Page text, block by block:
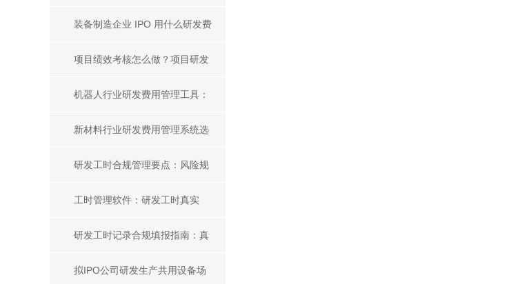
计证据链
样？从厂商、产品、案例、服务
解析优劣
装备制造企业 IPO 用什么研发费
用管理工具？合规选型全解析
项目绩效考核怎么做？项目研发
企业员工客观公平考核方案
机器人行业研发费用管理工具：
行业管控价值及主流系统选型指
南
新材料行业研发费用管理系统选
什么？主流工具全面对比
研发工时合规管理要点：风险规
避、分级标准及实操落地指南
工时管理软件：研发工时真实
性、填报规范与兼职分摊合规解
析
研发工时记录合规填报指南：真
实准确按日记录及佐证方法
拟IPO公司研发生产共用设备场